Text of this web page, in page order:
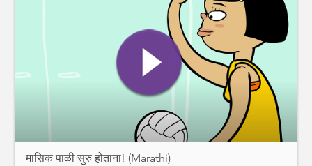
मासिक पाळी सुरु होताना! (Marathi)